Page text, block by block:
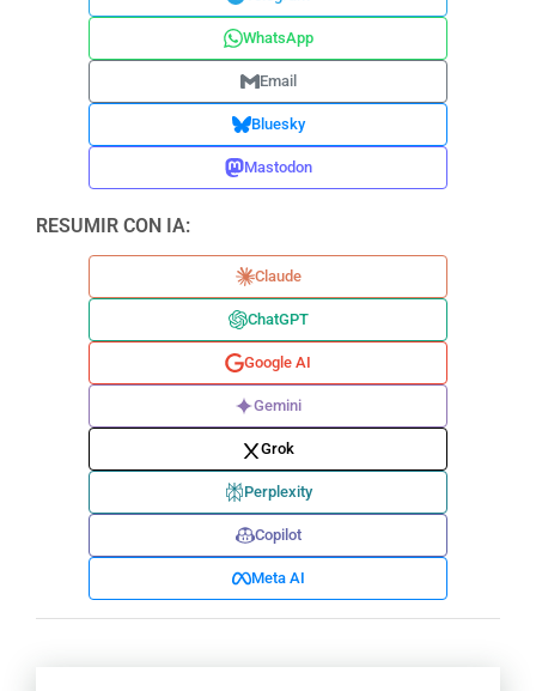
WhatsApp
Email
Bluesky
Mastodon
RESUMIR CON IA:
Claude
ChatGPT
Google AI
Gemini
Grok
Perplexity
Copilot
Meta AI